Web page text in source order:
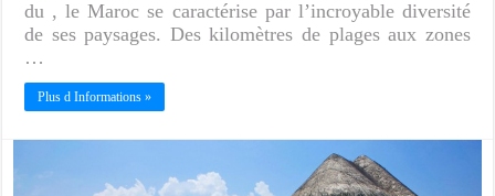
du , le Maroc se caractérise par l’incroyable diversité
de ses paysages. Des kilomètres de plages aux zones
…
Plus d Informations »